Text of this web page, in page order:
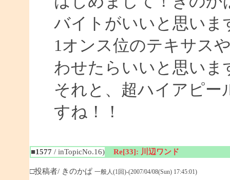
バイトがいいと思いま
1オンス位のテキサス
わせたらいいと思いま
それと、超ハイアピー
すね！！
■1577 / inTopicNo.16) Re[33]: 川辺ワンド
□投稿者/ きのかぱ 一般人(1回)-(2007/04/08(Sun) 17:45:01)